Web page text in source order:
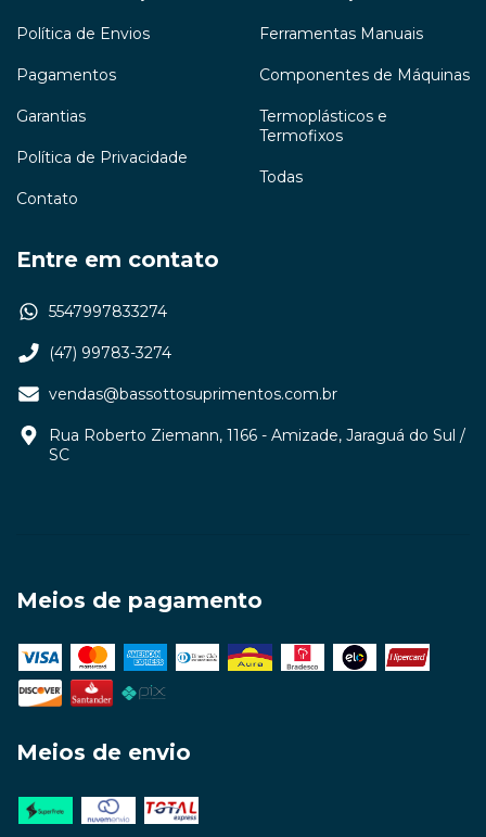
Política de Envios
Pagamentos
Garantias
Política de Privacidade
Contato
Ferramentas Manuais
Componentes de Máquinas
Termoplásticos e
Termofixos
Todas
Entre em contato
5547997833274
(47) 99783-3274
vendas@bassottosuprimentos.com.br
Rua Roberto Ziemann, 1166 - Amizade, Jaraguá do Sul /
SC
Meios de pagamento
Meios de envio